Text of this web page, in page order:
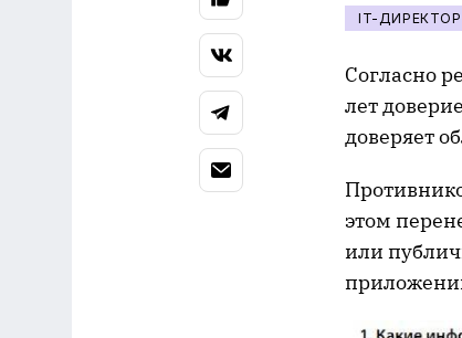
IT-
Согласно
лет
доверяет
этом
или